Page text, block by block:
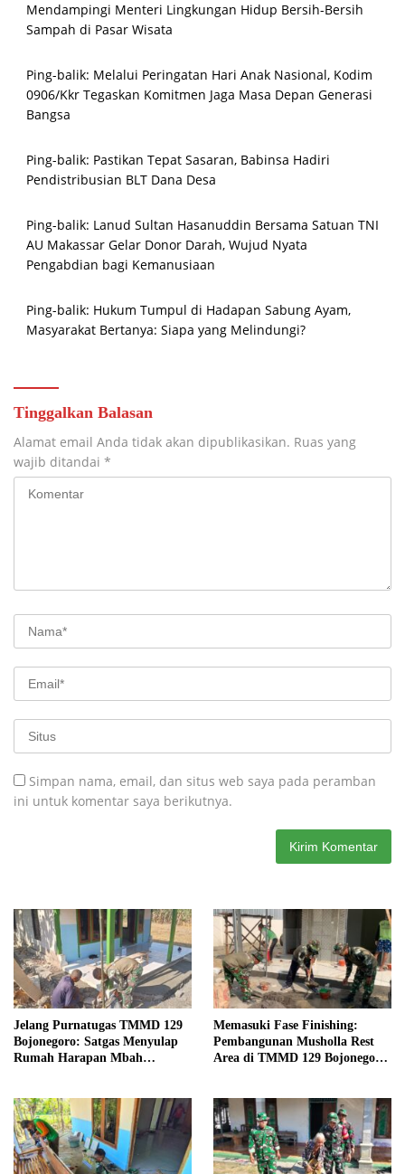
Mendampingi Menteri Lingkungan Hidup Bersih-Bersih
Sampah di Pasar Wisata
Ping-balik: Melalui Peringatan Hari Anak Nasional, Kodim
0906/Kkr Tegaskan Komitmen Jaga Masa Depan Generasi
Bangsa
Ping-balik: Pastikan Tepat Sasaran, Babinsa Hadiri
Pendistribusian BLT Dana Desa
Ping-balik: Lanud Sultan Hasanuddin Bersama Satuan TNI
AU Makassar Gelar Donor Darah, Wujud Nyata
Pengabdian bagi Kemanusiaan
Ping-balik: Hukum Tumpul di Hadapan Sabung Ayam,
Masyarakat Bertanya: Siapa yang Melindungi?
Tinggalkan Balasan
Alamat email Anda tidak akan dipublikasikan. Ruas yang
wajib ditandai *
Simpan nama, email, dan situs web saya pada peramban
ini untuk komentar saya berikutnya.
Jelang Purnatugas TMMD 129
Bojonegoro: Satgas Menyulap
Rumah Harapan Mbah
Memasuki Fase Finishing:
Pembangunan Musholla Rest
Area di TMMD 129 Bojonegoro